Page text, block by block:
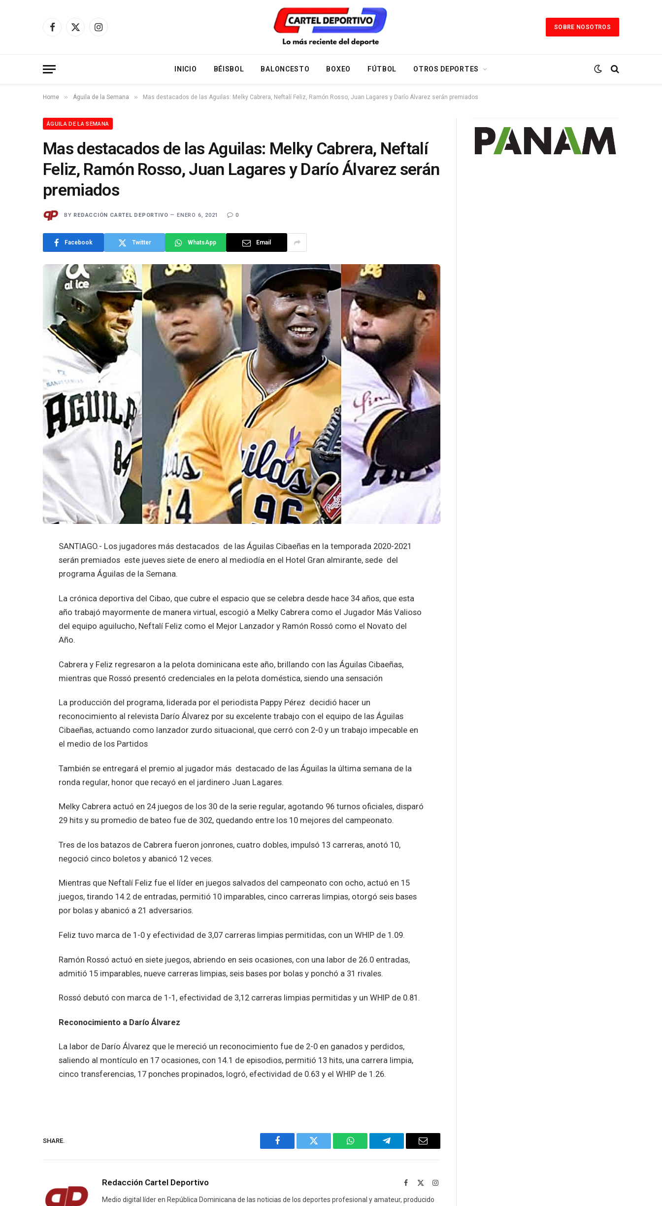
Facebook
X
Instagram
SOBRE NOSOTROS
INICIO BÉISBOL BALONCESTO BOXEO FÚTBOL OTROS DEPORTES
Home » Águila de la Semana » Mas destacados de las Aguilas: Melky Cabrera, Neftalí Feliz, Ramón Rosso, Juan Lagares y Darío Álvarez serán premiados
ÁGUILA DE LA SEMANA
Mas destacados de las Aguilas: Melky Cabrera, Neftalí
Feliz, Ramón Rosso, Juan Lagares y Darío Álvarez serán
premiados
BY REDACCIÓN CARTEL DEPORTIVO ENERO 6, 2021 0
Facebook Twitter WhatsApp Email
SANTIAGO.- Los jugadores más destacados de las Águilas Cibaeñas en la temporada 2020-2021
serán premiados este jueves siete de enero al mediodía en el Hotel Gran almirante, sede del
programa Águilas de la Semana.
La crónica deportiva del Cibao, que cubre el espacio que se celebra desde hace 34 años, que esta
año trabajó mayormente de manera virtual, escogió a Melky Cabrera como el Jugador Más Valioso
del equipo aguilucho, Neftalí Feliz como el Mejor Lanzador y Ramón Rossó como el Novato del
Año.
Cabrera y Feliz regresaron a la pelota dominicana este año, brillando con las Águilas Cibaeñas,
mientras que Rossó presentó credenciales en la pelota doméstica, siendo una sensación
La producción del programa, liderada por el periodista Pappy Pérez decidió hacer un
reconocimiento al relevista Darío Álvarez por su excelente trabajo con el equipo de las Águilas
Cibaeñas, actuando como lanzador zurdo situacional, que cerró con 2-0 y un trabajo impecable en
el medio de los Partidos
También se entregará el premio al jugador más destacado de las Águilas la última semana de la
ronda regular, honor que recayó en el jardinero Juan Lagares.
Melky Cabrera actuó en 24 juegos de los 30 de la serie regular, agotando 96 turnos oficiales, disparó
29 hits y su promedio de bateo fue de 302, quedando entre los 10 mejores del campeonato.
Tres de los batazos de Cabrera fueron jonrones, cuatro dobles, impulsó 13 carreras, anotó 10,
negoció cinco boletos y abanicó 12 veces.
Mientras que Neftalí Feliz fue el líder en juegos salvados del campeonato con ocho, actuó en 15
juegos, tirando 14.2 de entradas, permitió 10 imparables, cinco carreras limpias, otorgó seis bases
por bolas y abanicó a 21 adversarios.
Feliz tuvo marca de 1-0 y efectividad de 3,07 carreras limpias permitidas, con un WHIP de 1.09.
Ramón Rossó actuó en siete juegos, abriendo en seis ocasiones, con una labor de 26.0 entradas,
admitió 15 imparables, nueve carreras limpias, seis bases por bolas y ponchó a 31 rivales.
Rossó debutó con marca de 1-1, efectividad de 3,12 carreras limpias permitidas y un WHIP de 0.81.
Reconocimiento a Darío Álvarez
La labor de Darío Álvarez que le mereció un reconocimiento fue de 2-0 en ganados y perdidos,
saliendo al montículo en 17 ocasiones, con 14.1 de episodios, permitió 13 hits, una carrera limpia,
cinco transferencias, 17 ponches propinados, logró, efectividad de 0.63 y el WHIP de 1.26.
SHARE.
Facebook Twitter WhatsAppTelegram Email
Redacción Cartel Deportivo Facebook Instagram
Medio digital líder en República Dominicana de las noticias de los deportes profesional y amateur, producido